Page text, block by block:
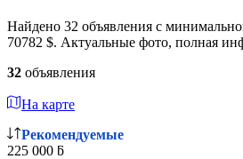
Найдено 32 объявления с
70782 $. Актуальные фото, полная
32 объявления
На карте
Рекомендуемые
225 000 ƃ